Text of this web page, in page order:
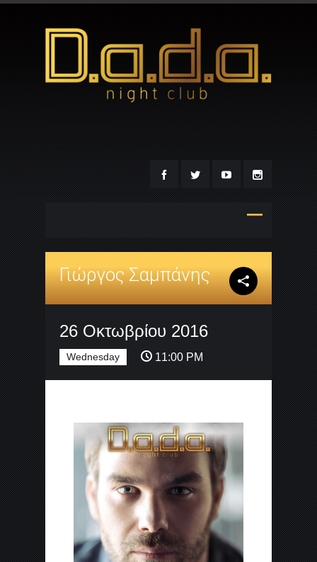
Γιώργος Σαμπάνης
26 Οκτωβρίου 2016
Wednesday 11:00 PM